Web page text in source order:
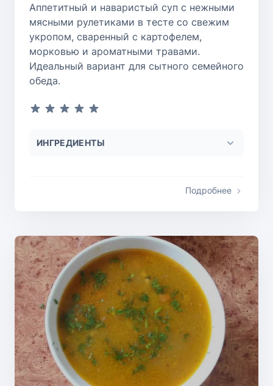
Аппетитный и наваристый суп с нежными
мясными рулетиками в тесте со свежим
укропом, сваренный с картофелем,
морковью и ароматными травами.
Идеальный вариант для сытного семейного
обеда.
ИНГРЕДИЕНТЫ
Подробнее